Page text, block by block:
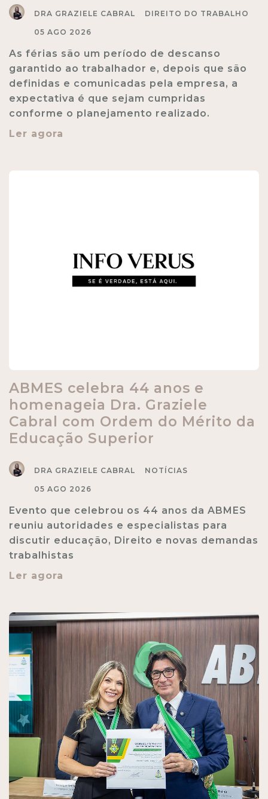
DRA GRAZIELE CABRAL DIREITO DO TRABALHO
05 AGO 2026
As férias são um período de descanso
garantido ao trabalhador e, depois que são
definidas e comunicadas pela empresa, a
expectativa é que sejam cumpridas
conforme o planejamento realizado.
Ler agora
ABMES celebra 44 anos e
homenageia Dra. Graziele
Cabral com Ordem do Mérito da
Educação Superior
DRA GRAZIELE CABRAL NOTÍCIAS
05 AGO 2026
Evento que celebrou os 44 anos da ABMES
reuniu autoridades e especialistas para
discutir educação, Direito e novas demandas
trabalhistas
Ler agora